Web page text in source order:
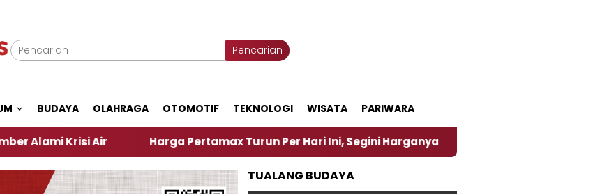
Pencarian
BUDAYA OLAHRAGA OTOMOTIF TEKNOLOGI WISATA PARIWARA
Krisi Air Harga Pertamax Turun Per Hari Ini, Segini Harganya ‎Nasirun Maestro Lukis
TUALANG BUDAYA